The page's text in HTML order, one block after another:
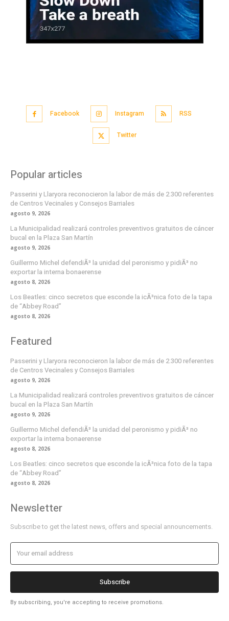
Facebook Instagram RSS
Twitter
Popular articles
Passerini y Llaryora reconocieron la labor de más de 2.300 referentes
de Centros Vecinales y Consejos Barriales
agosto 9, 2026
La Municipalidad realizará controles preventivos gratuitos de cáncer
bucal en la Plaza San Martín
agosto 9, 2026
Guillermo Michel defendiÃ³ la unidad del peronismo y pidiÃ³ no
exportar la interna bonaerense
agosto 8, 2026
Los Beatles: cinco secretos que esconde la icÃ³nica foto de la tapa
de “Abbey Road”
agosto 8, 2026
Featured
Passerini y Llaryora reconocieron la labor de más de 2.300 referentes
de Centros Vecinales y Consejos Barriales
agosto 9, 2026
La Municipalidad realizará controles preventivos gratuitos de cáncer
bucal en la Plaza San Martín
agosto 9, 2026
Guillermo Michel defendiÃ³ la unidad del peronismo y pidiÃ³ no
exportar la interna bonaerense
agosto 8, 2026
Los Beatles: cinco secretos que esconde la icÃ³nica foto de la tapa
de “Abbey Road”
agosto 8, 2026
Newsletter
Subscribe to get the latest news, offers and special announcements.
Subscribe
By subscribing, you're accepting to receive promotions.